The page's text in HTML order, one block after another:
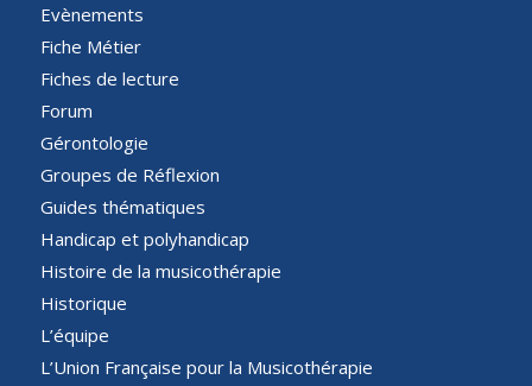
Evènements
Fiche Métier
Fiches de lecture
Forum
Gérontologie
Groupes de Réflexion
Guides thématiques
Handicap et polyhandicap
Histoire de la musicothérapie
Historique
L’équipe
L’Union Française pour la Musicothérapie